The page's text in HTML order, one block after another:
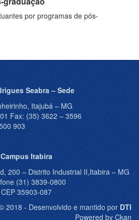
por programas de pós-
Seabra – Sede
Itajubá – MG
Fax: (35) 3622 – 3596
903
Campus Itabira
200 – Distrito Industrial II,Itabira – MG
(31) 3839-0800
CEP 35903-087
2018 - Desenvolvido e mantido por DTI
Powered by Ckan